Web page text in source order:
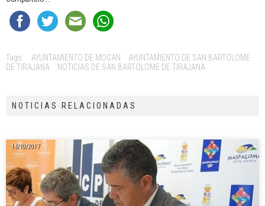
Tags: AYUNTAMIENTO DE MOGAN
AYUNTAMIENTO DE SAN BARTOLOME
DE TIRAJANA
NOTICIAS DE SAN BARTOLOME DE TIRAJANA
NOTICIAS RELACIONADAS
14/10/2017